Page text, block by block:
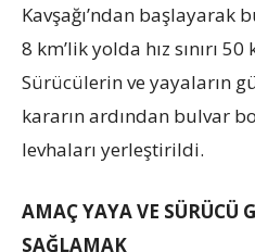
Kavşağı’ndan başlayarak
8 km’lik yolda hız sınırı
Sürücülerin ve yayaların
kararın ardından bulvar
levhaları yerleştirildi.
AMAÇ YAYA VE SÜRÜCÜ
SAĞLAMAK